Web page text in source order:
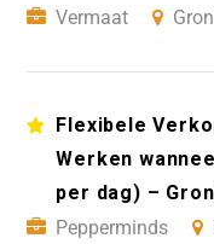
Vermaat
Flexibele
Werken
per dag) –
Pepperminds